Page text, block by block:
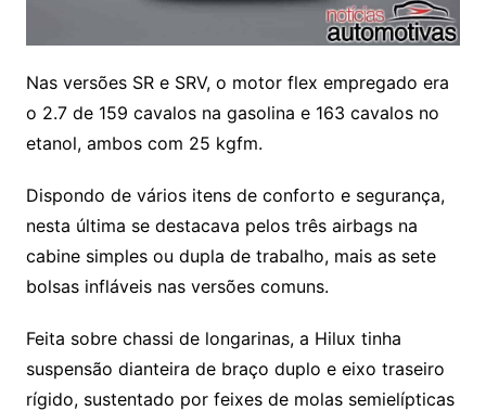
Nas versões SR e SRV, o motor flex empregado era
o 2.7 de 159 cavalos na gasolina e 163 cavalos no
etanol, ambos com 25 kgfm.
Dispondo de vários itens de conforto e segurança,
nesta última se destacava pelos três airbags na
cabine simples ou dupla de trabalho, mais as sete
bolsas infláveis nas versões comuns.
Feita sobre chassi de longarinas, a Hilux tinha
suspensão dianteira de braço duplo e eixo traseiro
rígido, sustentado por feixes de molas semielípticas